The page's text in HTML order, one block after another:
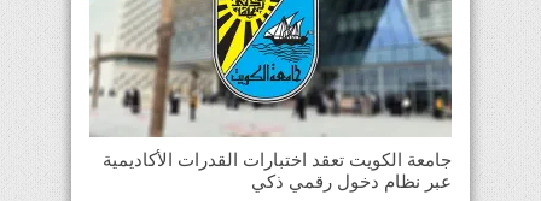
جامعة الكويت تعقد اختبارات القدرات الأكاديمية
عبر نظام دخول رقمي ذكي